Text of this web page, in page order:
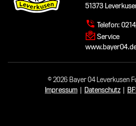
51373
Telefon:
Service
© 2026 Bayer 04 Leverkusen
Impressum
Datenschutz